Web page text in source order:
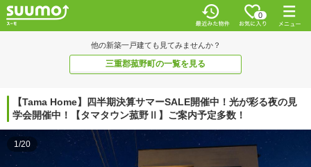
0
他の新築一戸建ても見てみませんか？
三重郡菰野町の一覧を見る
【Tama Home】四半期決算サマーSALE開催中！光が彩る夜の見
学会開催中！【タマタウン菰野Ⅱ】ご案内予定多数！
1/20